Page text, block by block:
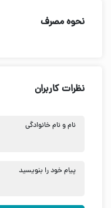
نحوه مصرف
نظرات کاربران
نام و نام خانوادگی
پیام خود را بنویسید